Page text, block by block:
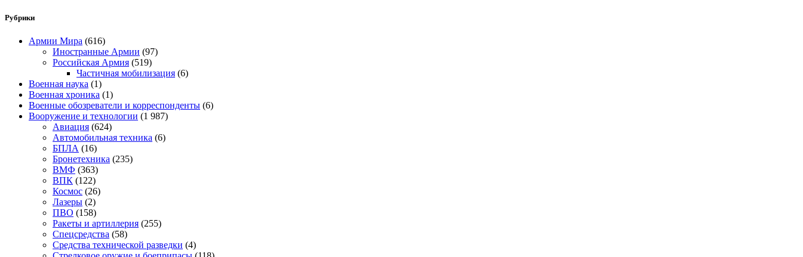
Рубрики
Армии Мира (616)
Иностранные Армии (97)
Российская Армия (519)
Частичная мобилизация (6)
Военная наука (1)
Военная хроника (1)
Военные обозреватели и корреспонденты (6)
Вооружение и технологии (1 987)
Авиация (624)
Автомобильная техника (6)
БПЛА (16)
Бронетехника (235)
ВМФ (363)
ВПК (122)
Космос (26)
Лазеры (2)
ПВО (158)
Ракеты и артиллерия (255)
Спецсредства (58)
Средства технической разведки (4)